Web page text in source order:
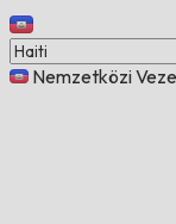
Nemzetközi